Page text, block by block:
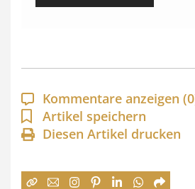
p
a
n
n
:
Kommentare anzeigen
Artikel speichern
Diesen Artikel drucken